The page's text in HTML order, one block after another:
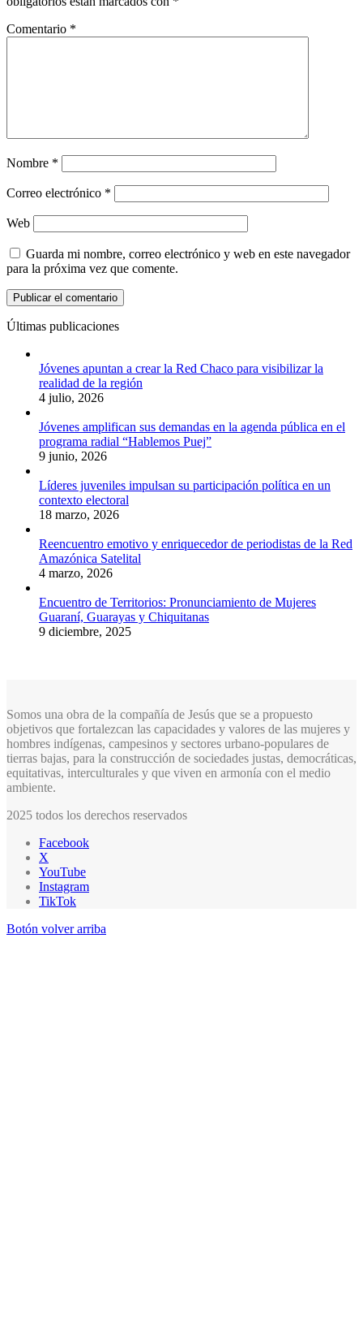
Comentario *
Nombre *
Correo electrónico *
Web
Guarda mi nombre, correo electrónico y web en este navegador
para la próxima vez que comente.
Últimas publicaciones
Jóvenes apuntan a crear la Red Chaco para visibilizar la
realidad de la región
4 julio, 2026
Jóvenes amplifican sus demandas en la agenda pública en el
programa radial “Hablemos Puej”
9 junio, 2026
Líderes juveniles impulsan su participación política en un
contexto electoral
18 marzo, 2026
Reencuentro emotivo y enriquecedor de periodistas de la Red
Amazónica Satelital
4 marzo, 2026
Encuentro de Territorios: Pronunciamiento de Mujeres
Guaraní, Guarayas y Chiquitanas
9 diciembre, 2025
Somos una obra de la compañía de Jesús que se a propuesto
objetivos que fortalezcan las capacidades y valores de las mujeres y
hombres indígenas, campesinos y sectores urbano-populares de
tierras bajas, para la construcción de sociedades justas, democráticas,
equitativas, interculturales y que viven en armonía con el medio
ambiente.
2025 todos los derechos reservados
Facebook
X
YouTube
Instagram
TikTok
Botón volver arriba